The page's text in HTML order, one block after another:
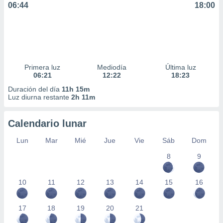
perfiles
crear un
la
contenido
de la
el
de
de
uso de
06:44 18:00
Primera luz
06:21
Mediodía
12:22
Última luz
18:23
Duración del día 11h 15m
Luz diurna restante 2h 11m
Calendario lunar
Lun Mar Mié Jue Vie Sáb
Dom
8
9
10 11 12 13 14 15 16
17 18 19 20 21